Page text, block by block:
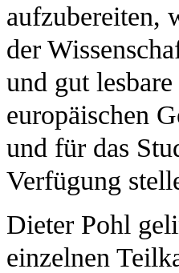
aufzubereiten,
der
und gut
europäischen
und für das
Verfügung
Dieter Pohl
einzelnen